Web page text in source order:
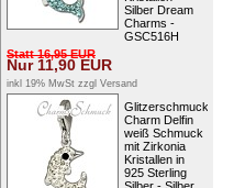
Silber Dream
Charms -
GSC516H
Statt16,95EUR
Nur11,90EUR
inkl 19% MwSt zzgl Versand
Glitzerschmuck
Charm Delfin
weiß Schmuck
mit Zirkonia
Kristallen in
925 Sterling